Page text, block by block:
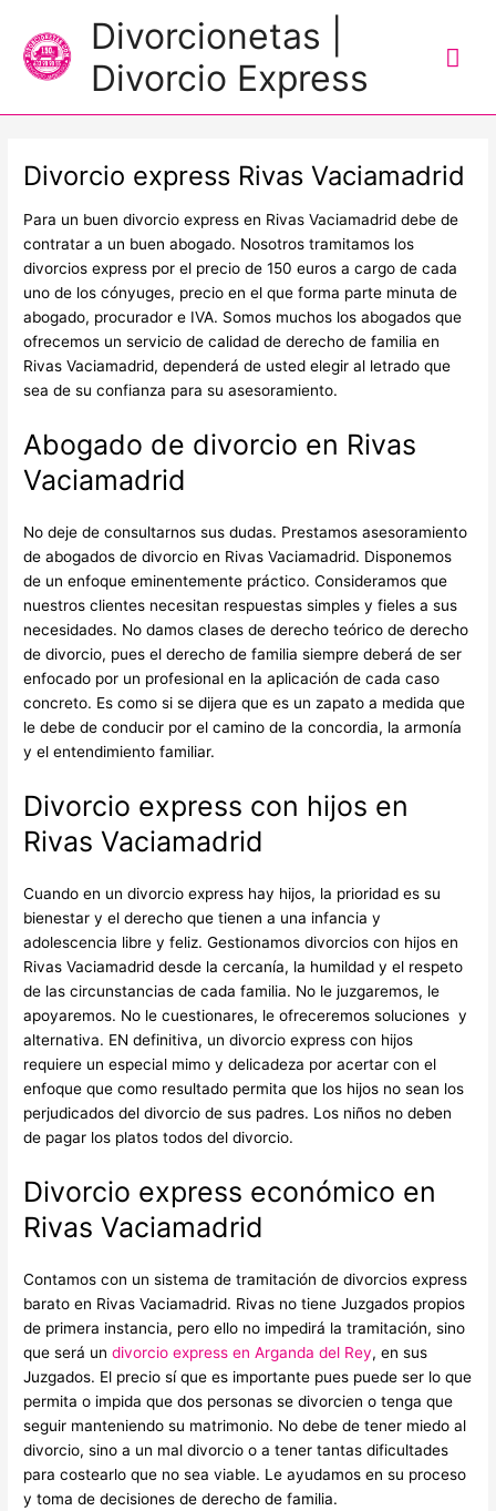
Divorcionetas |
Divorcio Express
Divorcio express Rivas Vaciamadrid
Para un buen divorcio express en Rivas Vaciamadrid debe de
contratar a un buen abogado. Nosotros tramitamos los
divorcios express por el precio de 150 euros a cargo de cada
uno de los cónyuges, precio en el que forma parte minuta de
abogado, procurador e IVA. Somos muchos los abogados que
ofrecemos un servicio de calidad de derecho de familia en
Rivas Vaciamadrid, dependerá de usted elegir al letrado que
sea de su confianza para su asesoramiento.
Abogado de divorcio en Rivas
Vaciamadrid
No deje de consultarnos sus dudas. Prestamos asesoramiento
de abogados de divorcio en Rivas Vaciamadrid. Disponemos
de un enfoque eminentemente práctico. Consideramos que
nuestros clientes necesitan respuestas simples y fieles a sus
necesidades. No damos clases de derecho teórico de derecho
de divorcio, pues el derecho de familia siempre deberá de ser
enfocado por un profesional en la aplicación de cada caso
concreto. Es como si se dijera que es un zapato a medida que
le debe de conducir por el camino de la concordia, la armonía
y el entendimiento familiar.
Divorcio express con hijos en
Rivas Vaciamadrid
Cuando en un divorcio express hay hijos, la prioridad es su
bienestar y el derecho que tienen a una infancia y
adolescencia libre y feliz. Gestionamos divorcios con hijos en
Rivas Vaciamadrid desde la cercanía, la humildad y el respeto
de las circunstancias de cada familia. No le juzgaremos, le
apoyaremos. No le cuestionares, le ofreceremos soluciones y
alternativa. EN definitiva, un divorcio express con hijos
requiere un especial mimo y delicadeza por acertar con el
enfoque que como resultado permita que los hijos no sean los
perjudicados del divorcio de sus padres. Los niños no deben
de pagar los platos todos del divorcio.
Divorcio express económico en
Rivas Vaciamadrid
Contamos con un sistema de tramitación de divorcios express
barato en Rivas Vaciamadrid. Rivas no tiene Juzgados propios
de primera instancia, pero ello no impedirá la tramitación, sino
que será undivorcio express en Arganda del Rey, en sus
Juzgados. El precio sí que es importante pues puede ser lo que
permita o impida que dos personas se divorcien o tenga que
seguir manteniendo su matrimonio. No debe de tener miedo al
divorcio, sino a un mal divorcio o a tener tantas dificultades
para costearlo que no sea viable. Le ayudamos en su proceso
y toma de decisiones de derecho de familia.